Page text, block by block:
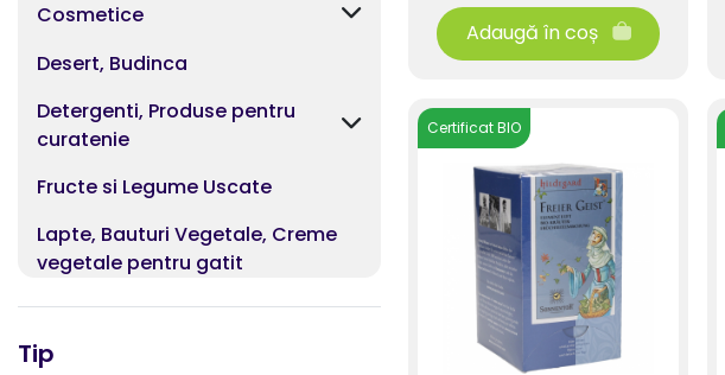
Cosmetice
Desert, Budinca
Detergenti, Produse pentru
curatenie
Fructe si Legume Uscate
Lapte, Bauturi Vegetale, Creme
vegetale pentru gatit
Miere, Produse apicole
Musli, Fulgi din cereale
Tip
Adaugă în coș
Certificat BIO